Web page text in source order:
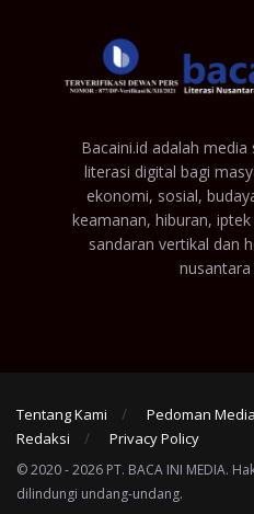
Bacaini.id adalah
literasi digital bagi
ekonomi, sosial,
keamanan, hiburan,
sandaran vertikal dan
Tentang Kami Pedoman
Redaksi
Privacy Policy
© 2020 - 2026 PT. BACA INI MEDIA.
dilindungi undang-undang.